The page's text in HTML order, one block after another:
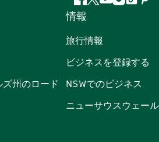
フ
ェ
イ
ブ
ッ
ツ
ッ
ー
ユ
ー
ブ
イ
グ
ラ
テ
ト
ピ
ス
州のロード
情報
旅行情報
ビジネスを登録する
NSWでのビジネス
ニューサウスウェー